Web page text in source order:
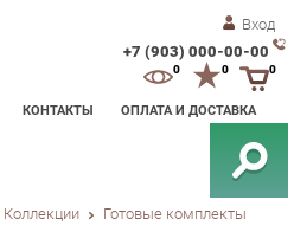
Вход
+7 (903) 000-00-00
КОНТАКТЫ ОПЛАТА И ДОСТАВКА
0 0
Коллекции Готовые комплекты